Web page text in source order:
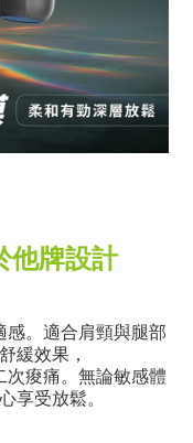
他牌設計
。適合肩頸與腿部
緩效果 ，
痠痛。無論敏感體
享受放鬆。